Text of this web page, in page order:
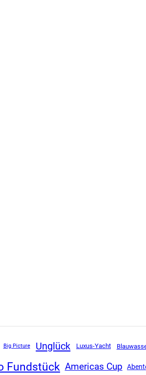
Big Picture Unglück Luxus-Yacht
Fundstück Americas Cup